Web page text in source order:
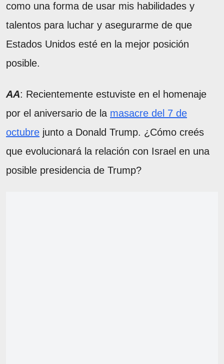
como una forma de usar mis habilidades y
talentos para luchar y asegurarme de que
Estados Unidos esté en la mejor posición
posible.
AA: Recientemente estuviste en el homenaje
por el aniversario de la masacre del 7 de
octubre junto a Donald Trump. ¿Cómo creés
que evolucionará la relación con Israel en una
posible presidencia de Trump?